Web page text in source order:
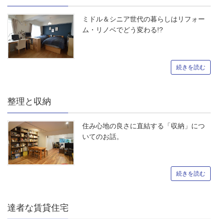
ミドル＆シニア世代の暮らしはリフォー
ム・リノベでどう変わる!?
続きを読む
整理と収納
住み心地の良さに直結する「収納」につ
いてのお話。
続きを読む
達者な賃貸住宅